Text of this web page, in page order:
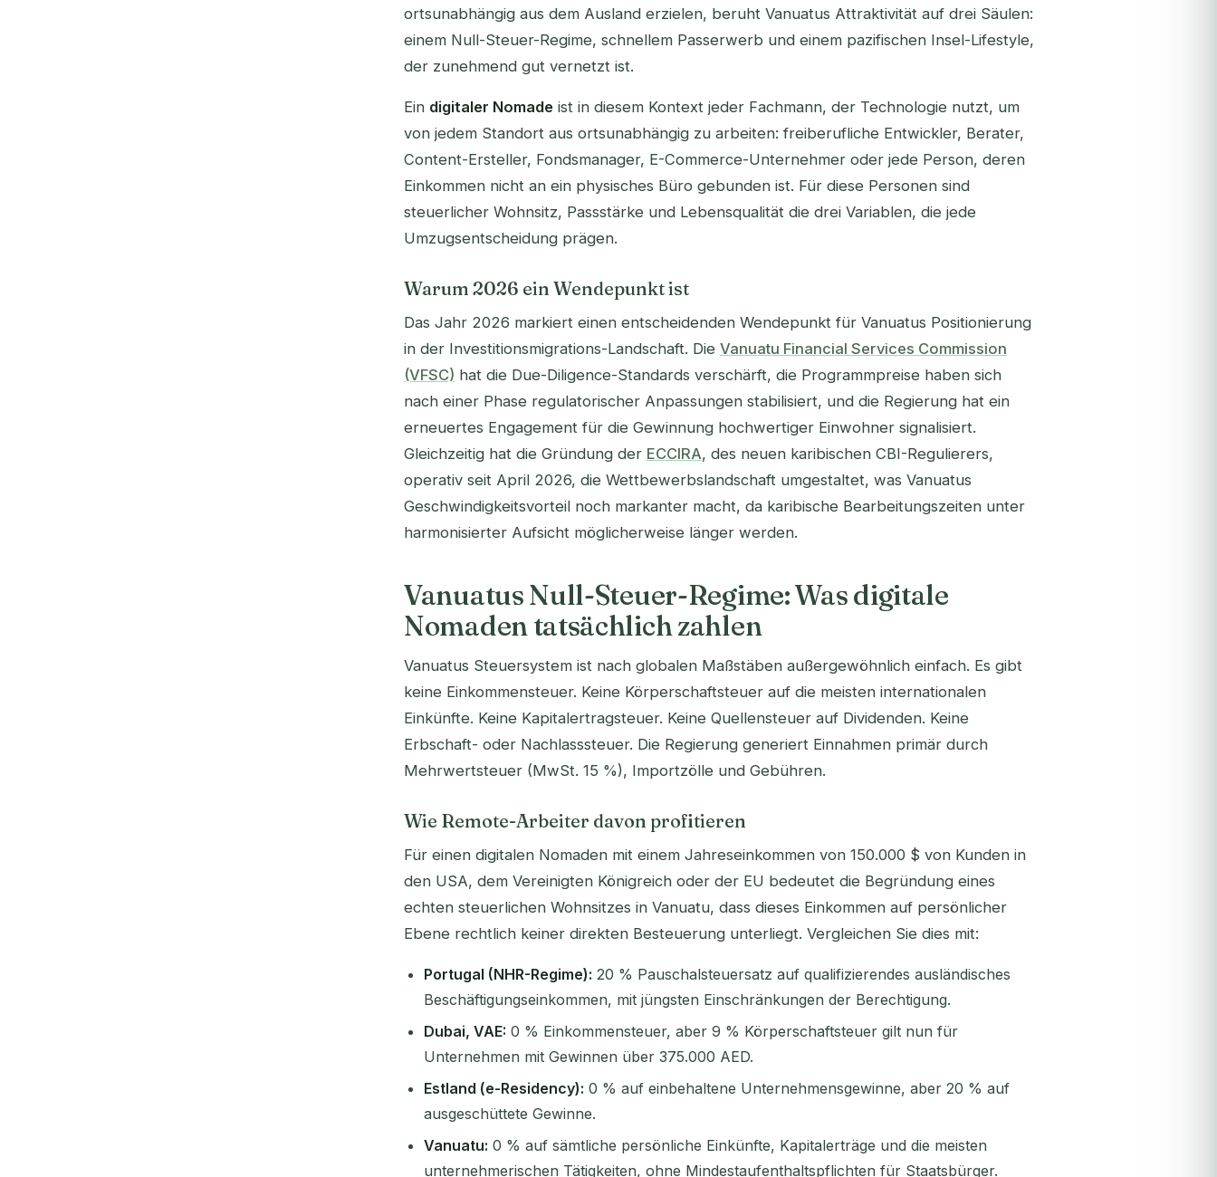
ortsunabhängig aus dem Ausland erzielen, beruht Vanuatus Attraktivität auf drei Säulen:
einem Null-Steuer-Regime, schnellem Passerwerb und einem pazifischen Insel-Lifestyle,
der zunehmend gut vernetzt ist.
Ein digitaler Nomade ist in diesem Kontext jeder Fachmann, der Technologie nutzt, um
von jedem Standort aus ortsunabhängig zu arbeiten: freiberufliche Entwickler, Berater,
Content-Ersteller, Fondsmanager, E-Commerce-Unternehmer oder jede Person, deren
Einkommen nicht an ein physisches Büro gebunden ist. Für diese Personen sind
steuerlicher Wohnsitz, Passstärke und Lebensqualität die drei Variablen, die jede
Umzugsentscheidung prägen.
Warum 2026 ein Wendepunkt ist
Das Jahr 2026 markiert einen entscheidenden Wendepunkt für Vanuatus Positionierung
in der Investitionsmigrations-Landschaft. Die Vanuatu Financial Services Commission
(VFSC) hat die Due-Diligence-Standards verschärft, die Programmpreise haben sich
nach einer Phase regulatorischer Anpassungen stabilisiert, und die Regierung hat ein
erneuertes Engagement für die Gewinnung hochwertiger Einwohner signalisiert.
Gleichzeitig hat die Gründung der ECCIRA, des neuen karibischen CBI-Regulierers,
operativ seit April 2026, die Wettbewerbslandschaft umgestaltet, was Vanuatus
Geschwindigkeitsvorteil noch markanter macht, da karibische Bearbeitungszeiten unter
harmonisierter Aufsicht möglicherweise länger werden.
Vanuatus Null-Steuer-Regime: Was digitale
Nomaden tatsächlich zahlen
Vanuatus Steuersystem ist nach globalen Maßstäben außergewöhnlich einfach. Es gibt
keine Einkommensteuer. Keine Körperschaftsteuer auf die meisten internationalen
Einkünfte. Keine Kapitalertragsteuer. Keine Quellensteuer auf Dividenden. Keine
Erbschaft- oder Nachlasssteuer. Die Regierung generiert Einnahmen primär durch
Mehrwertsteuer (MwSt. 15 %), Importzölle und Gebühren.
Wie Remote-Arbeiter davon profitieren
Für einen digitalen Nomaden mit einem Jahreseinkommen von 150.000 $ von Kunden in
den USA, dem Vereinigten Königreich oder der EU bedeutet die Begründung eines
echten steuerlichen Wohnsitzes in Vanuatu, dass dieses Einkommen auf persönlicher
Ebene rechtlich keiner direkten Besteuerung unterliegt. Vergleichen Sie dies mit:
Portugal (NHR-Regime): 20 % Pauschalsteuersatz auf qualifizierendes ausländisches
Beschäftigungseinkommen, mit jüngsten Einschränkungen der Berechtigung.
Dubai, VAE: 0 % Einkommensteuer, aber 9 % Körperschaftsteuer gilt nun für
Unternehmen mit Gewinnen über 375.000 AED.
Estland (e-Residency): 0 % auf einbehaltene Unternehmensgewinne, aber 20 % auf
ausgeschüttete Gewinne.
Vanuatu: 0 % auf sämtliche persönliche Einkünfte, Kapitalerträge und die meisten
unternehmerischen Tätigkeiten, ohne Mindestaufenthaltspflichten für Staatsbürger.